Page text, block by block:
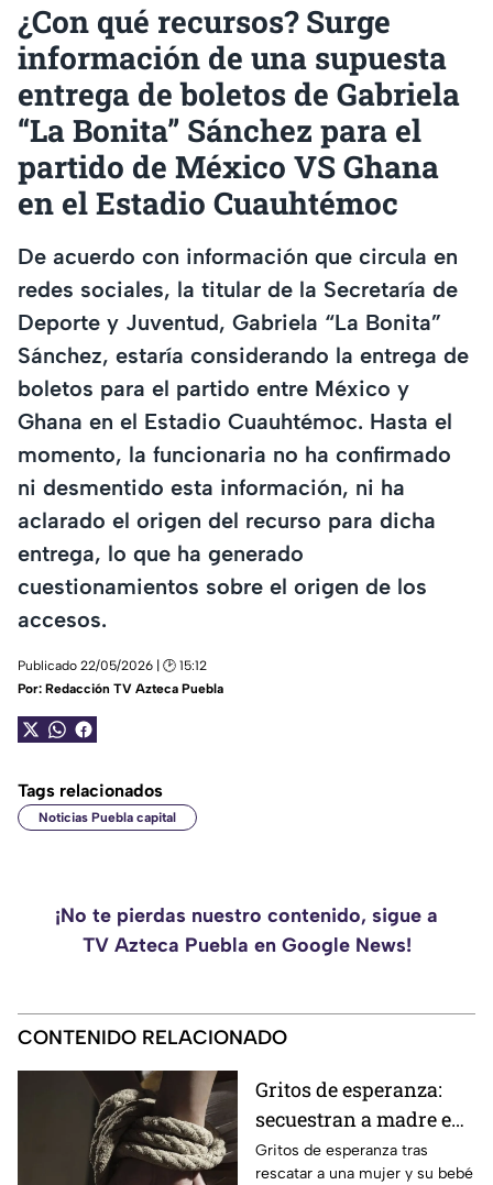
¿Con qué recursos? Surge
información de una supuesta
entrega de boletos de Gabriela
“La Bonita” Sánchez para el
partido de México VS Ghana
en el Estadio Cuauhtémoc
De acuerdo con información que circula en
redes sociales, la titular de la Secretaría de
Deporte y Juventud, Gabriela “La Bonita”
Sánchez, estaría considerando la entrega de
boletos para el partido entre México y
Ghana en el Estadio Cuauhtémoc. Hasta el
momento, la funcionaria no ha confirmado
ni desmentido esta información, ni ha
aclarado el origen del recurso para dicha
entrega, lo que ha generado
cuestionamientos sobre el origen de los
accesos.
Publicado 22/05/2026 | 🕑 15:12
Por: Redacción TV Azteca Puebla
Tags relacionados
Noticias Puebla capital
¡No te pierdas nuestro contenido, sigue a
TV Azteca Puebla en Google News!
CONTENIDO RELACIONADO
Gritos de esperanza:
secuestran a madre e
hijo en Zacatecas
Gritos de esperanza tras
rescatar a una mujer y su bebé